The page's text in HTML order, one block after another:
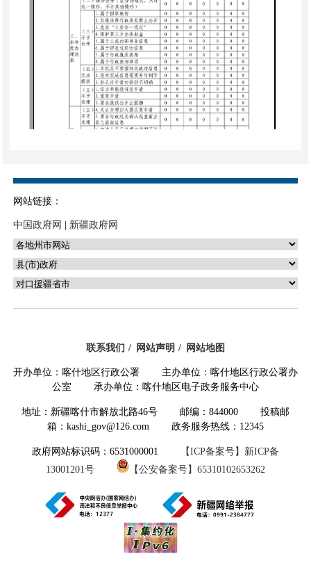
网站链接：
中国政府网 新疆政府网
联系我们 网站声明 网站地图
开办单位：喀什地区行政公署 主办单位：喀什地区行政公署办
公室 承办单位：喀什地区电子政务服务中心
地址：新疆喀什市解放北路46号 邮编：844000 投稿邮
箱：kashi_gov@126.com 政务服务热线：12345
政府网站标识码：6531000001
【ICP备案号】新ICP备
13001201号
【公安备案号】65310102653262